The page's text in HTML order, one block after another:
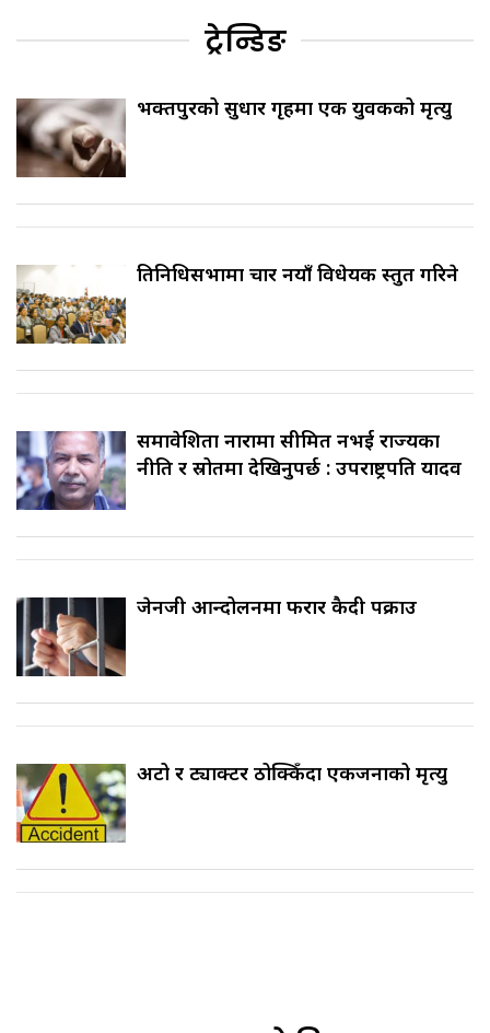
ट्रेन्डिङ
भक्तपुरको सुधार गृहमा एक युवकको मृत्यु
प्रतिनिधिसभामा चार नयाँ विधेयक प्रस्तुत गरिने
समावेशिता नारामा सीमित नभई राज्यका
नीति र स्रोतमा देखिनुपर्छ : उपराष्ट्रपति यादव
जेनजी आन्दोलनमा फरार कैदी पक्राउ
अटो र ट्याक्टर ठोक्किँदा एकजनाको मृत्यु